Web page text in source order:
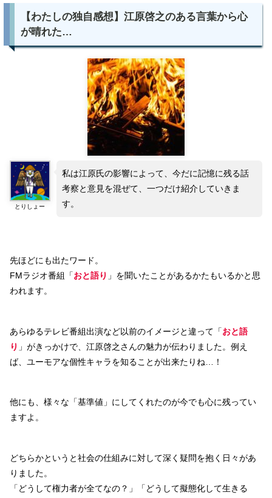
【わたしの独自感想】江原啓之のある言葉から心
が晴れた…
とりしょー
私は江原氏の影響によって、今だに記憶に残る話
考察と意見を混ぜて、一つだけ紹介していきま
す。
先ほどにも出たワード。
FMラジオ番組「おと語り 」を聞いたことがあるかたもいるかと思
われます。
あらゆるテレビ番組出演など以前のイメージと違って「おと語
り 」がきっかけで、江原啓之さんの魅力が伝わりました。例え
ば、ユーモアな個性キャラを知ることが出来たりね…！
他にも、様々な「基準値」にしてくれたのが今でも心に残ってい
ますよ。
どちらかというと社会の仕組みに対して深く疑問を抱く日々があ
りました。
「どうして権力者が全てなの？」「どうして擬態化して生きる